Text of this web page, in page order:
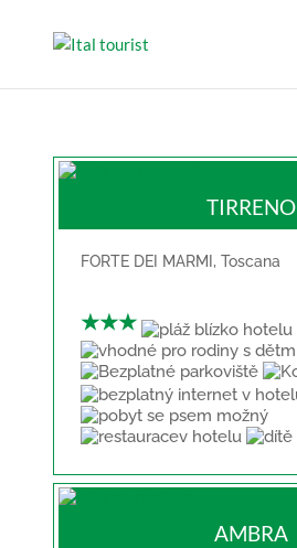
TIRRENO
FORTE DEI MARMI , Toscana
★★★
AMBRA